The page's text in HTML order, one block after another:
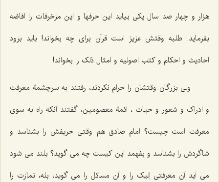
هزار و چهار صد سال یکی بیاید این حرفها و این مزخرفات را افاضه
بفرماید. طلبه وقتش عزیز است قرآن برای چه بخواند! باید برود
احادیث و احکام و کتب اصولیه و امثال ذلک را بخواند!
ولی بزرگان وقتشان را حرام نکردند، رفتند به سرچشمة معرفت
و ادراک و شعور و حیات ، ائمة معصومین، گفتند آنکه راه به سوی
معرفت است چیست؟ امام صادق هم وقتی حریفش را بشناسد و
شاگردش را بشناسد و بفهمد این کیست چه می گوید؟ بلند می شود
می آید آن معرفتی اِلیک را و آن مسائل را می گوید، بله، نمازت را